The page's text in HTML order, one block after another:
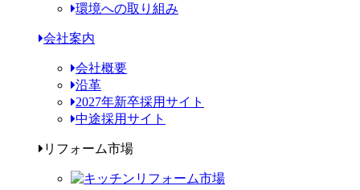
環境への取り組み
会社案内
会社概要
沿革
2027年新卒採用サイト
中途採用サイト
リフォーム市場